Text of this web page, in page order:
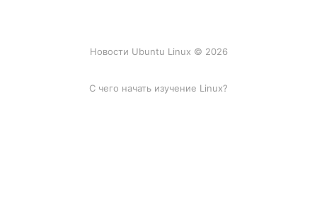
Новости Ubuntu Linux © 2026
С чего начать изучение Linux?